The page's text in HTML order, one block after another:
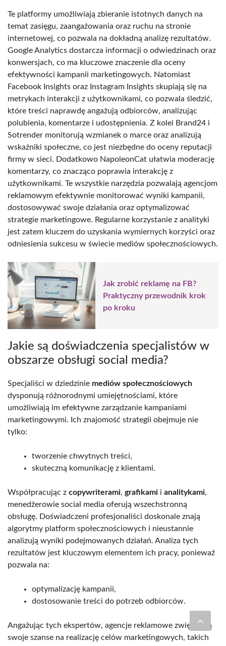
Te platformy umożliwiają zbieranie istotnych danych na
temat zasięgu, zaangażowania oraz ruchu na stronie
internetowej, co pozwala na dokładną analizę rezultatów.
Google Analytics dostarcza informacji o odwiedzinach oraz
konwersjach, co ma kluczowe znaczenie dla oceny
efektywności kampanii marketingowych. Natomiast
Facebook Insights oraz Instagram Insights skupiają się na
metrykach interakcji z użytkownikami, co pozwala śledzić,
które treści naprawdę angażują odbiorców, analizując
polubienia, komentarze i udostępnienia. Z kolei Brand24 i
Sotrender monitorują wzmianek o marce oraz analizują
wskaźniki społeczne, co jest niezbędne do oceny reputacji
firmy w sieci. Dodatkowo NapoleonCat ułatwia moderację
komentarzy, co znacząco poprawia interakcję z
użytkownikami. Te wszystkie narzędzia pozwalają agencjom
reklamowym efektywnie monitorować wyniki kampanii,
dostosowywać swoje działania oraz optymalizować
strategie marketingowe. Regularne korzystanie z analityki
jest zatem kluczem do uzyskania wymiernych korzyści oraz
odniesienia sukcesu w świecie mediów społecznościowych.
Jak zrobić reklamę na FB?
Praktyczny przewodnik krok
po kroku
Jakie są doświadczenia specjalistów w
obszarze obsługi social media?
Specjaliści w dziedzinie mediów społecznościowych
dysponują różnorodnymi umiejętnościami, które
umożliwiają im efektywne zarządzanie kampaniami
marketingowymi. Ich znajomość strategii obejmuje nie
tylko:
tworzenie chwytnych treści,
skuteczną komunikację z klientami.
Współpracując z copywriterami, grafikami i analitykami,
menedżerowie social media oferują wszechstronną
obsługę. Doświadczeni profesjonaliści doskonale znają
algorytmy platform społecznościowych i nieustannie
analizują wyniki podejmowanych działań. Analiza tych
rezultatów jest kluczowym elementem ich pracy, ponieważ
pozwala na:
optymalizację kampanii,
dostosowanie treści do potrzeb odbiorców.
Angażując tych ekspertów, agencje reklamowe zwiększają
swoje szanse na realizację celów marketingowych, takich